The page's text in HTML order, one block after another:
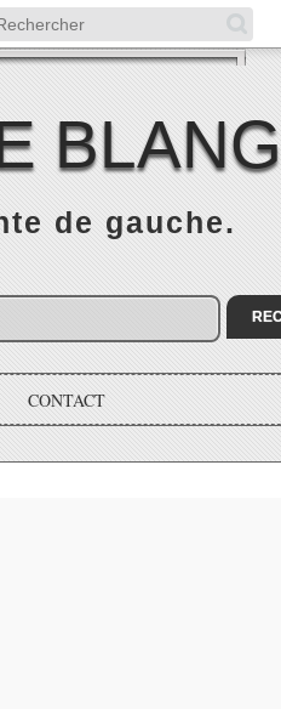
BLANG
de gauche.
CONTACT